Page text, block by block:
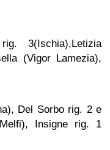
3(Ischia),Letizia
(Vigor Lamezia),
Del Sorbo rig. 2 e
Insigne rig. 1